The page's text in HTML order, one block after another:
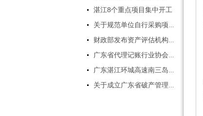
另：本公司长期招聘:注册会
计师，资产评估师，房地产评估
师，土地评估师,评估助理，软
件实施顾问等。
湛江8个重点项目集中开工
关于规范单位自行采购项目管理有关事项的通知
财政部发布资产评估机构职业风险基金管理办法
广东省代理记账行业协会第一届会员代表大会简讯
广东湛江环城高速南三岛大桥（坡头至南三岛段）即将进入施工阶段
关于成立广东省破产管理人协会的公告